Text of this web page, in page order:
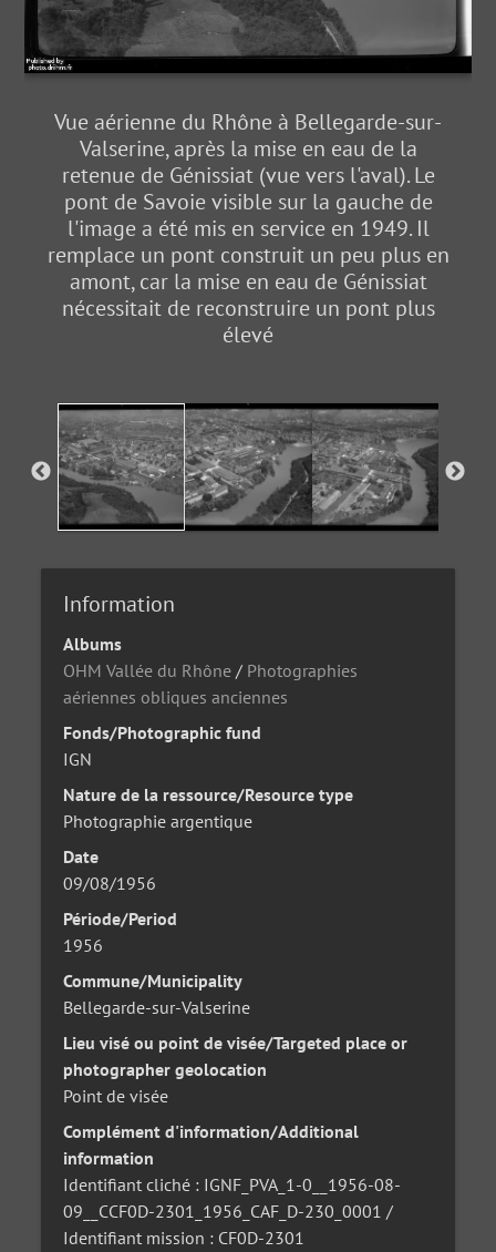
Vue aérienne du Rhône à Bellegarde-sur-
Valserine, après la mise en eau de la
retenue de Génissiat (vue vers l'aval). Le
pont de Savoie visible sur la gauche de
l'image a été mis en service en 1949. Il
remplace un pont construit un peu plus en
amont, car la mise en eau de Génissiat
nécessitait de reconstruire un pont plus
élevé
Information
Albums
OHM Vallée du Rhône / Photographies
aériennes obliques anciennes
Fonds/Photographic fund
IGN
Nature de la ressource/Resource type
Photographie argentique
Date
09/08/1956
Période/Period
1956
Commune/Municipality
Bellegarde-sur-Valserine
Lieu visé ou point de visée/Targeted place or
photographer geolocation
Point de visée
Complément d'information/Additional
information
Identifiant cliché : IGNF_PVA_1-0__1956-08-
09__CCF0D-2301_1956_CAF_D-230_0001 /
Identifiant mission : CF0D-2301